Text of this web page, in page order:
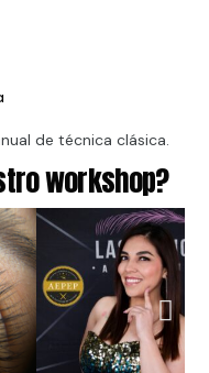
de técnica clásica.
workshop?